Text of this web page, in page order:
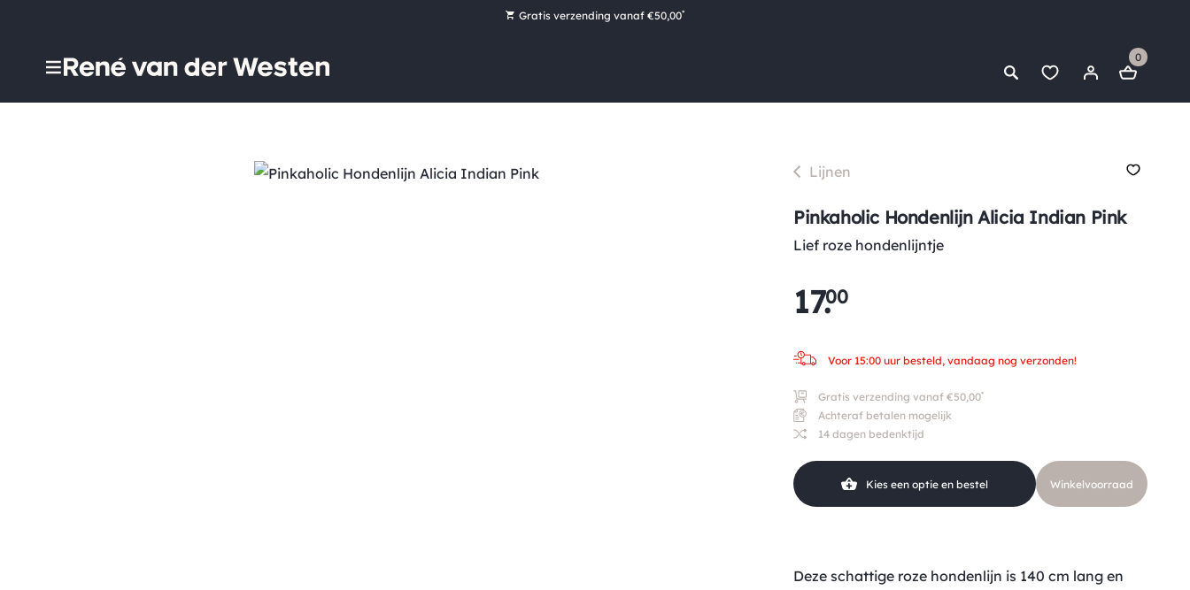
Gratis verzending vanaf €50,00*
0
Lijnen
Pinkaholic Hondenlijn Alicia Indian Pink
Lief roze hondenlijntje
17.
00
Voor 15:00 uur besteld, vandaag nog verzonden!
Gratis verzending vanaf €50,00*
Achteraf betalen mogelijk
14 dagen bedenktijd
Kies een optie en bestel Winkelvoorraad
Deze schattige roze hondenlijn is 140 cm lang en